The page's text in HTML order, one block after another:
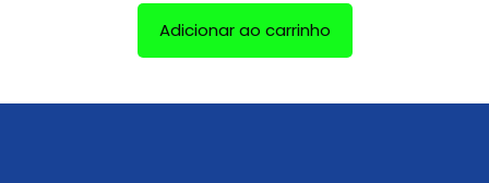
Adicionar ao carrinho